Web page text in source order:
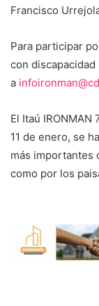
Francisco
Para participar
con
a
El Itaú
11 de enero, se
más importantes
como por los